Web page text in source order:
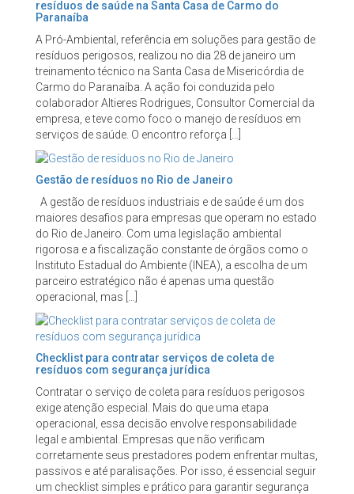
resíduos de saúde na Santa Casa de Carmo do
Paranaíba
A Pró-Ambiental, referência em soluções para gestão de
resíduos perigosos, realizou no dia 28 de janeiro um
treinamento técnico na Santa Casa de Misericórdia de
Carmo do Paranaíba. A ação foi conduzida pelo
colaborador Altieres Rodrigues, Consultor Comercial da
empresa, e teve como foco o manejo de resíduos em
serviços de saúde. O encontro reforça […]
Gestão de resíduos no Rio de Janeiro
A gestão de resíduos industriais e de saúde é um dos
maiores desafios para empresas que operam no estado
do Rio de Janeiro. Com uma legislação ambiental
rigorosa e a fiscalização constante de órgãos como o
Instituto Estadual do Ambiente (INEA), a escolha de um
parceiro estratégico não é apenas uma questão
operacional, mas […]
Checklist para contratar serviços de coleta de
resíduos com segurança jurídica
Contratar o serviço de coleta para resíduos perigosos
exige atenção especial. Mais do que uma etapa
operacional, essa decisão envolve responsabilidade
legal e ambiental. Empresas que não verificam
corretamente seus prestadores podem enfrentar multas,
passivos e até paralisações. Por isso, é essencial seguir
um checklist simples e prático para garantir segurança